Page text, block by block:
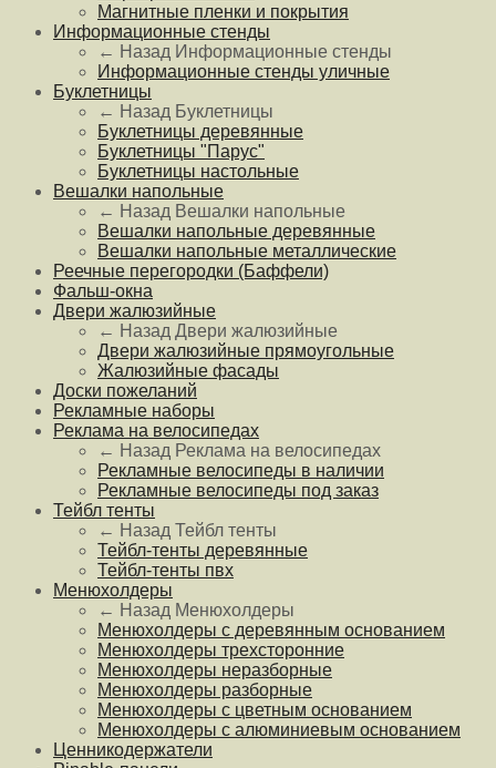
Магнитные пленки и покрытия
Информационные стенды
← Назад Информационные стенды
Информационные стенды уличные
Буклетницы
← Назад Буклетницы
Буклетницы деревянные
Буклетницы "Парус"
Буклетницы настольные
Вешалки напольные
← Назад Вешалки напольные
Вешалки напольные деревянные
Вешалки напольные металлические
Реечные перегородки (Баффели)
Фальш-окна
Двери жалюзийные
← Назад Двери жалюзийные
Двери жалюзийные прямоугольные
Жалюзийные фасады
Доски пожеланий
Рекламные наборы
Реклама на велосипедах
← Назад Реклама на велосипедах
Рекламные велосипеды в наличии
Рекламные велосипеды под заказ
Тейбл тенты
← Назад Тейбл тенты
Тейбл-тенты деревянные
Тейбл-тенты пвх
Менюхолдеры
← Назад Менюхолдеры
Менюхолдеры с деревянным основанием
Менюхолдеры трехсторонние
Менюхолдеры неразборные
Менюхолдеры разборные
Менюхолдеры с цветным основанием
Менюхолдеры с алюминиевым основанием
Ценникодержатели